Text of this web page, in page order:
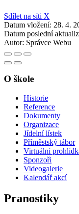
Sdílet na síti X
Datum vložení: 28. 4.
Datum poslední
Autor: Správce Webu
O škole
Historie
Reference
Dokumenty
Organizace
Jídelní lístek
Příměstský tábor
Virtuální
Sponzoři
Videogalerie
Kalendář akcí
Pranostiky